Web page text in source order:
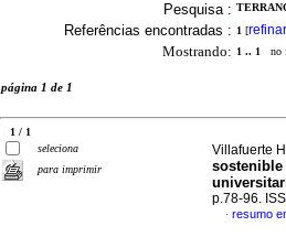
Pesquisa :
Referências encontradas : 1 [refinar
Mostrando: 1 .. 1 no
página 1 de 1
1 / 1
seleciona
para imprimir
Villafuerte
p.78-96.
· resumo